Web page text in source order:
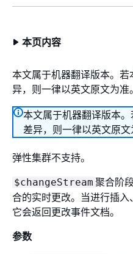
本页内容
本文属于机器翻译版本。
异，则一律以英文原文为准。
本文属于机器翻译版本
差异，则一律以英文原文
弹性集群不支持。
$changeStream 聚合阶
合的实时更改。当进行插入
它会返回更改事件文档。
参数